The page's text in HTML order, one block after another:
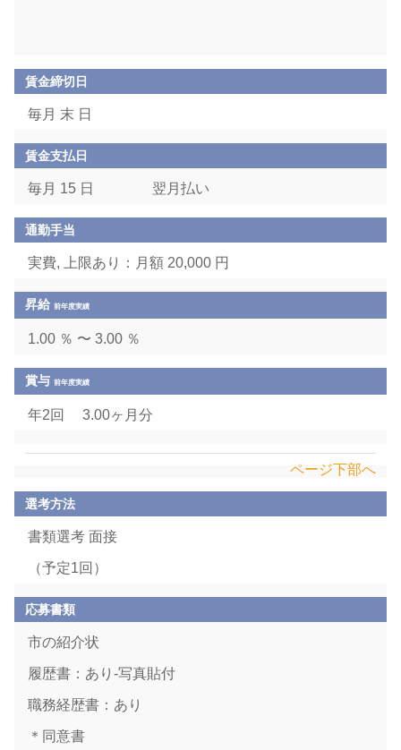
賃金締切日
毎月 末 日
賃金支払日
毎月 15 日 翌月払い
通勤手当
実費, 上限あり：月額 20,000 円
昇給前年度実績
1.00 ％ 〜 3.00 ％
賞与前年度実績
年2回 3.00ヶ月分
ページ下部へ
選考方法
書類選考 面接
（予定1回）
応募書類
市の紹介状
履歴書：あり-写真貼付
職務経歴書：あり
＊同意書